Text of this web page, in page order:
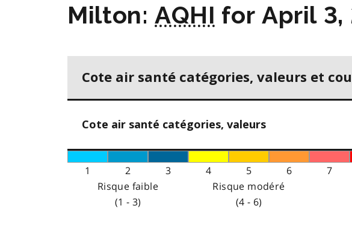
Milton:AQHI for April 3,
Cote air santé catégories, valeurs et
Cote air santé catégories, valeurs
1 2 3 4 5 6 7
Risque faible
(1 - 3)
Risque modéré
(4 - 6)